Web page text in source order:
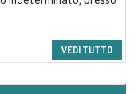
VEDI TUTTO